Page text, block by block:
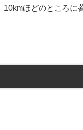
10kmほどのところに